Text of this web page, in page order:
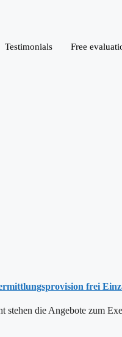
Testimonials Free
frei
stehen die Angebote zum